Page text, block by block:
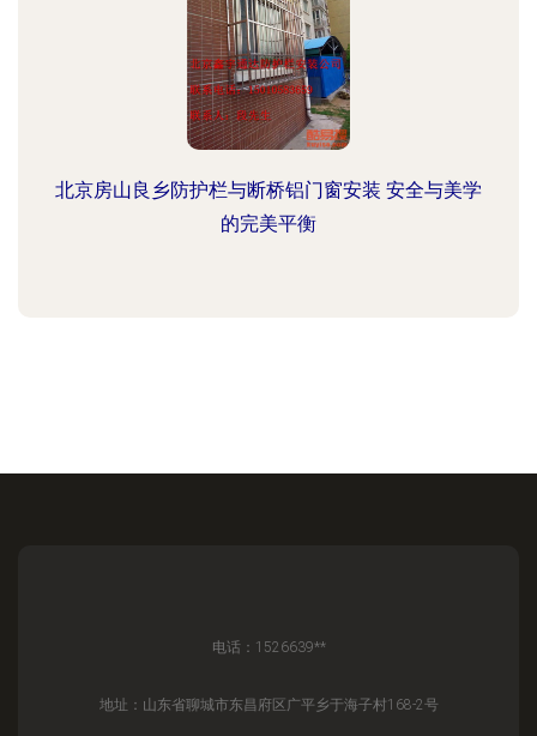
北京房山良乡防护栏与断桥铝门窗安装 安全与美学
的完美平衡
电话：1526639**
地址：山东省聊城市东昌府区广平乡于海子村168-2号